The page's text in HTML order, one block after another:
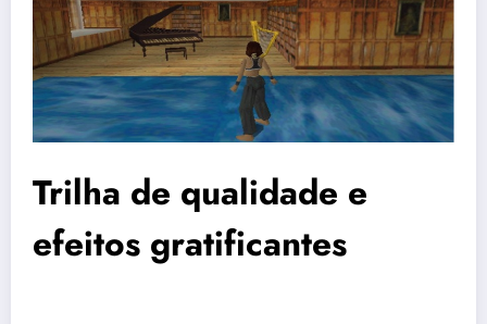
Trilha de qualidade e
efeitos gratificantes